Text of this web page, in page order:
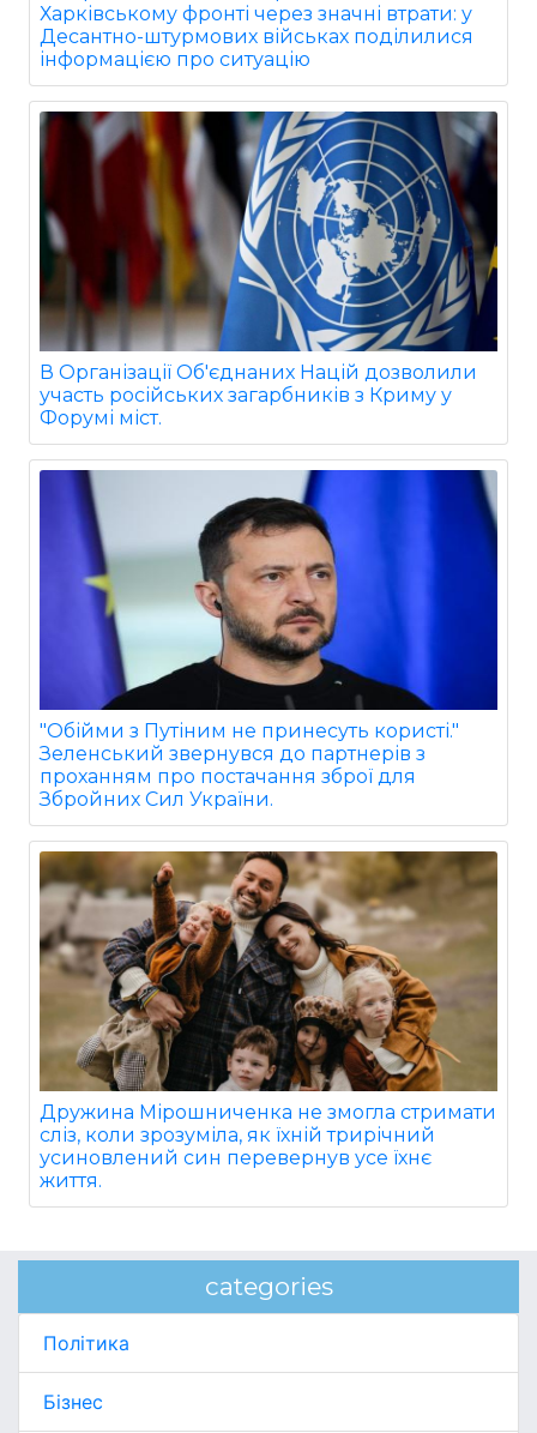
Харківському фронті через значні втрати: у
Десантно-штурмових військах поділилися
інформацією про ситуацію
В Організації Об'єднаних Націй дозволили
участь російських загарбників з Криму у
Форумі міст.
"Обійми з Путіним не принесуть користі."
Зеленський звернувся до партнерів з
проханням про постачання зброї для
Збройних Сил України.
Дружина Мірошниченка не змогла стримати
сліз, коли зрозуміла, як їхній трирічний
усиновлений син перевернув усе їхнє
життя.
categories
Політика
Бізнес